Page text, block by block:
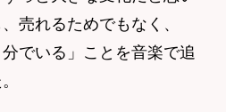
売れるためでもなく、
分でいる」ことを音楽で追